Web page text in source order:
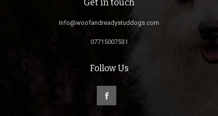
Get in touch
Info@woofandreadystuddogs.com
07715007531
Follow Us